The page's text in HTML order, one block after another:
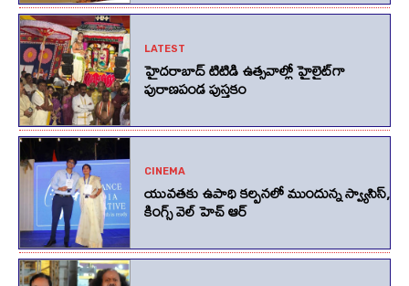
LATEST
హైదరాబాద్ టిటిడి ఉత్సవాల్లో హైలైట్‌గా
పురాణపండ పుస్తకం
CINEMA
యువతకు ఉపాధి కల్పనలో ముందున్న స్వ్యాసిస్,
కింగ్స్‌ వెల్‌ హెచ్‌ ఆర్‌